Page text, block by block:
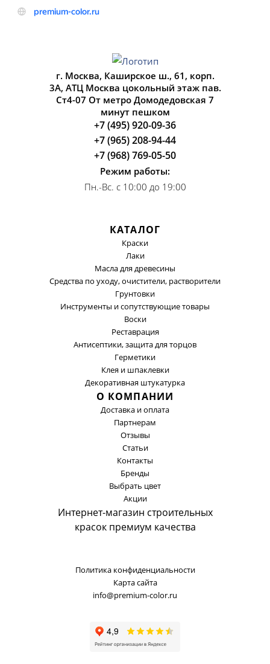
г. Москва, Каширское ш., 61, корп.
3А, АТЦ Москва цокольный этаж пав.
Ст4-07 От метро Домодедовская 7
минут пешком
+7 (495) 920-09-36
+7 (965) 208-94-44
+7 (968) 769-05-50
Режим работы:
Пн.-Вс. с 10:00 до 19:00
Интернет-магазин строительных
красок премиум качества
Политика конфиденциальности
Карта сайта
info@premium-color.ru
КАТАЛОГ
Краски
Лаки
Масла для древесины
Средства по уходу, очистители, растворители
Грунтовки
Инструменты и сопутствующие товары
Воски
Реставрация
Антисептики, защита для торцов
Герметики
Клея и шпаклевки
Декоративная штукатурка
О КОМПАНИИ
Доставка и оплата
Партнерам
Отзывы
Статьи
Контакты
Бренды
Выбрать цвет
Акции